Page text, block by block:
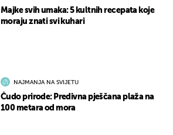
Majke svih umaka: 5 kultnih recepata koje
moraju znati svi kuhari
NAJMANJA NA SVIJETU
Čudo prirode: Predivna pješčana plaža na
100 metara od mora